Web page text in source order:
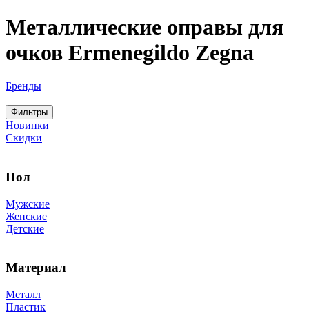
Металлические оправы для
очков Ermenegildo Zegna
Бренды
Фильтры
Новинки
Скидки
Пол
Мужские
Женские
Детские
Материал
Металл
Пластик